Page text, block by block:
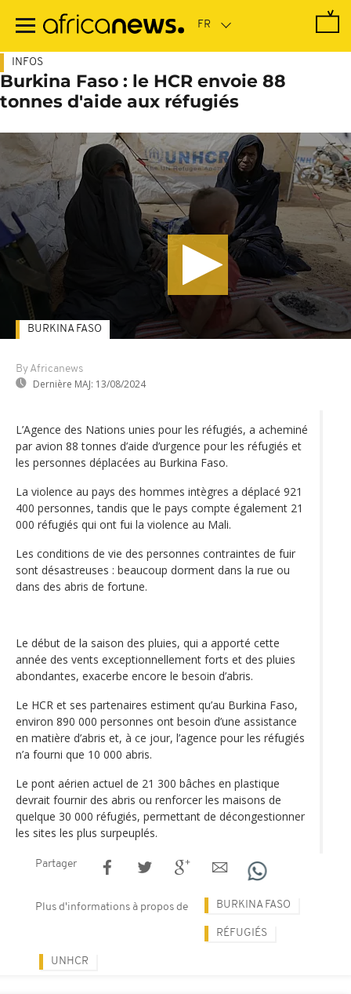
contenu
INFOS
Burkina Faso : le HCR envoie 88
tonnes d'aide aux réfugiés
By Africanews
Dernière MAJ: 13/08/2024
BURKINA FASO
L’Agence des Nations unies pour les réfugiés, a acheminé
par avion 88 tonnes d’aide d’urgence pour les réfugiés et
les personnes déplacées au Burkina Faso.
La violence au pays des hommes intègres a déplacé 921
400 personnes, tandis que le pays compte également 21
000 réfugiés qui ont fui la violence au Mali.
Les conditions de vie des personnes contraintes de fuir
sont désastreuses : beaucoup dorment dans la rue ou
dans des abris de fortune.
Le début de la saison des pluies, qui a apporté cette
année des vents exceptionnellement forts et des pluies
abondantes, exacerbe encore le besoin d’abris.
Le HCR et ses partenaires estiment qu’au Burkina Faso,
environ 890 000 personnes ont besoin d’une assistance
en matière d’abris et, à ce jour, l’agence pour les réfugiés
n’a fourni que 10 000 abris.
Le pont aérien actuel de 21 300 bâches en plastique
devrait fournir des abris ou renforcer les maisons de
quelque 30 000 réfugiés, permettant de décongestionner
les sites les plus surpeuplés.
Partager
Plus d'informations à propos de BURKINA FASO
RÉFUGIÉS
UNHCR